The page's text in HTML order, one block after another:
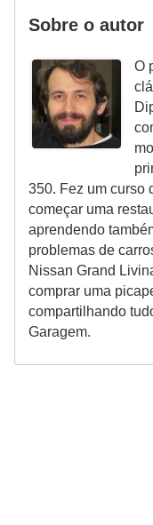
Sobre o autor
O
350. Fez um curso
começar uma
aprendendo
problemas de
Nissan Grand
comprar uma
compartilhando
Garagem.
s
u
t
o
o
t
i
v
a
s